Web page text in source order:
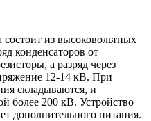
состоит из высоковольтных
конденсаторов от
а разряд через
12-14 кВ. При
складываются, и
более 200 кВ. Устройство
дополнительного питания.